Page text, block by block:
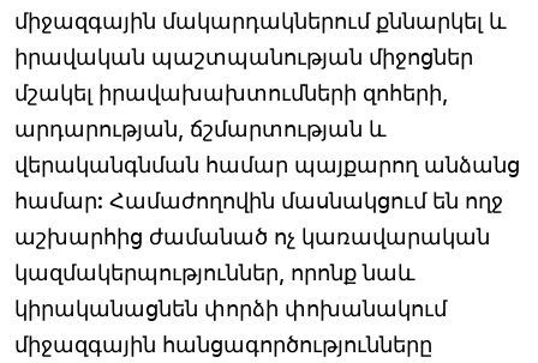
միջազգային մակարդակներում քննարկել և
իրավական պաշտպանության միջոցներ
մշակել իրավախախտումների զոհերի,
արդարության, ճշմարտության և
վերականգնման համար պայքարող անձանց
համար: Համաժողովին մասնակցում են ողջ
աշխարհից ժամանած ոչ կառավարական
կազմակերպություններ, որոնք նաև
կիրականացնեն փորձի փոխանակում
միջազգային հանցագործությունները